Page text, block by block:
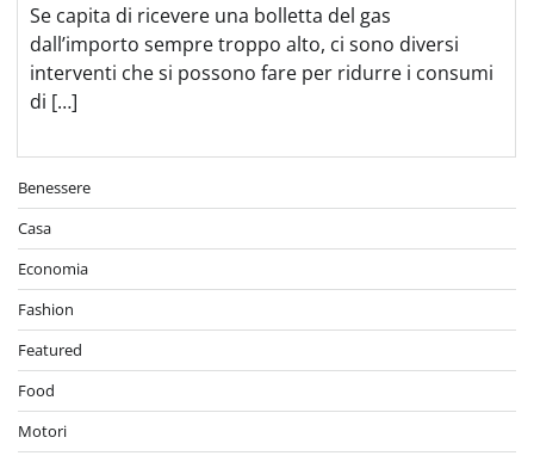
Se capita di ricevere una bolletta del gas
dall’importo sempre troppo alto, ci sono diversi
interventi che si possono fare per ridurre i consumi
di […]
Benessere
Casa
Economia
Fashion
Featured
Food
Motori